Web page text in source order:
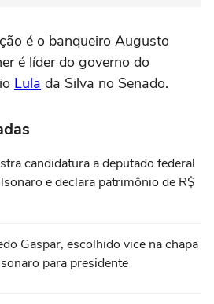
é o banqueiro Augusto
é líder do governo do
Lula da Silva no Senado.
candidatura a deputado federal
e declara patrimônio de R$
Gaspar, escolhido vice na chapa
para presidente